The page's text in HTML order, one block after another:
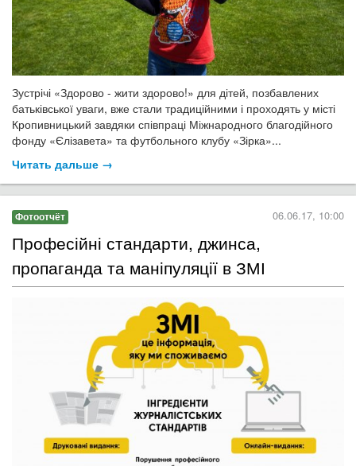
Зустрічі «Здорово - жити здорово!» для дітей, позбавлених
батьківської уваги, вже стали традиційними і проходять у місті
Кропивницький завдяки співпраці Міжнародного благодійного
фонду «Єлізавета» та футбольного клубу «Зірка»...
Читать дальше →
Фотоотчёт 06.06.17, 10:00
​Професійні стандарти, джинса,
пропаганда та маніпуляції в ЗМІ